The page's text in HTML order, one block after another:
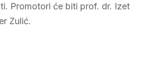
Promotori će biti prof. dr. Izet
Zulić.